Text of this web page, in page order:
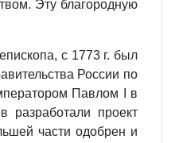
Эту благородную
с 1773 г. был
России по
Павлом I в
разработали проект
части одобрен и